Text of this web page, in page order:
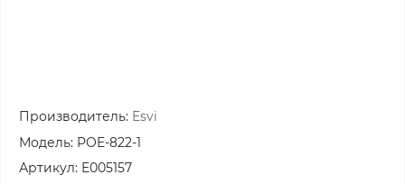
Производитель: Esvi
Модель: POE-822-1
Артикул: E005157